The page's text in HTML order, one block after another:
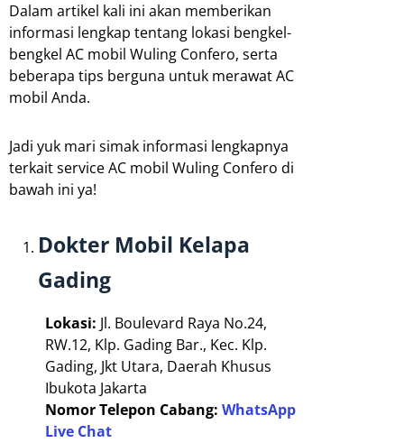
Dalam artikel kali ini akan memberikan
informasi lengkap tentang lokasi bengkel-
bengkel AC mobil Wuling Confero, serta
beberapa tips berguna untuk merawat AC
mobil Anda.
Jadi yuk mari simak informasi lengkapnya
terkait service AC mobil Wuling Confero di
bawah ini ya!
Dokter Mobil Kelapa
Gading
Lokasi: Jl. Boulevard Raya No.24,
RW.12, Klp. Gading Bar., Kec. Klp.
Gading, Jkt Utara, Daerah Khusus
Ibukota Jakarta
Nomor Telepon Cabang: WhatsApp
Live Chat